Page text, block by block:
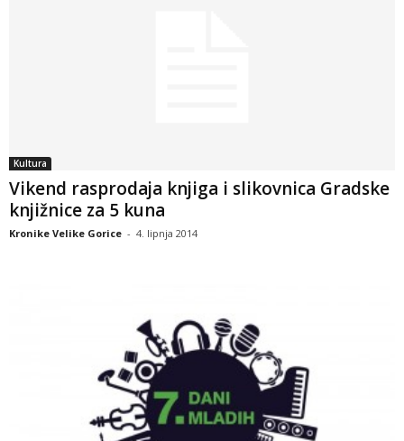
Kultura
Vikend rasprodaja knjiga i slikovnica Gradske
knjižnice za 5 kuna
Kronike Velike Gorice - 4. lipnja 2014